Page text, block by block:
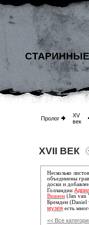
Пролог
XV
век
XVII ВЕК
Несколько
объединены
доски и
Голландии
Вианен (Jan van
Бремден (Daniel
музея есть
<< Все